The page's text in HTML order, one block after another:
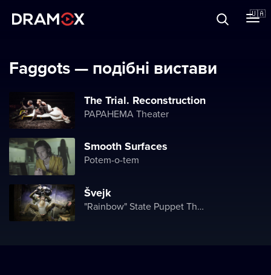
🇺🇦
Зареєструватися
Faggots — подібні вистави
The Trial. Reconstruction
PAPAHEMA Theater
Smooth Surfaces
Potem-o-tem
Švejk
"Rainbow" State Puppet Theater